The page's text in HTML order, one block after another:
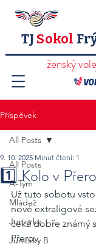
TJ Sokol
ženský
Příspěvek
All Posts
A-Tým
Mládež
Juniorky
Juniorky B
All Posts
1️⃣ Kolo v
9. 10. 2025 Minut čtení: 1
Už tuto sobotu
nové extraligové
čeká dobře známý
Přerov.